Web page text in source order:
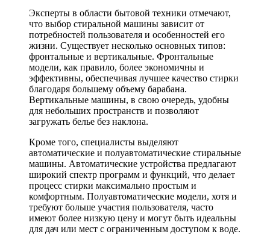
Эксперты в области бытовой техники отмечают,
что выбор стиральной машины зависит от
потребностей пользователя и особенностей его
жизни. Существует несколько основных типов:
фронтальные и вертикальные. Фронтальные
модели, как правило, более экономичны и
эффективны, обеспечивая лучшее качество стирки
благодаря большему объему барабана.
Вертикальные машины, в свою очередь, удобны
для небольших пространств и позволяют
загружать белье без наклона.
Кроме того, специалисты выделяют
автоматические и полуавтоматические стиральные
машины. Автоматические устройства предлагают
широкий спектр программ и функций, что делает
процесс стирки максимально простым и
комфортным. Полуавтоматические модели, хотя и
требуют больше участия пользователя, часто
имеют более низкую цену и могут быть идеальны
для дач или мест с ограниченным доступом к воде.